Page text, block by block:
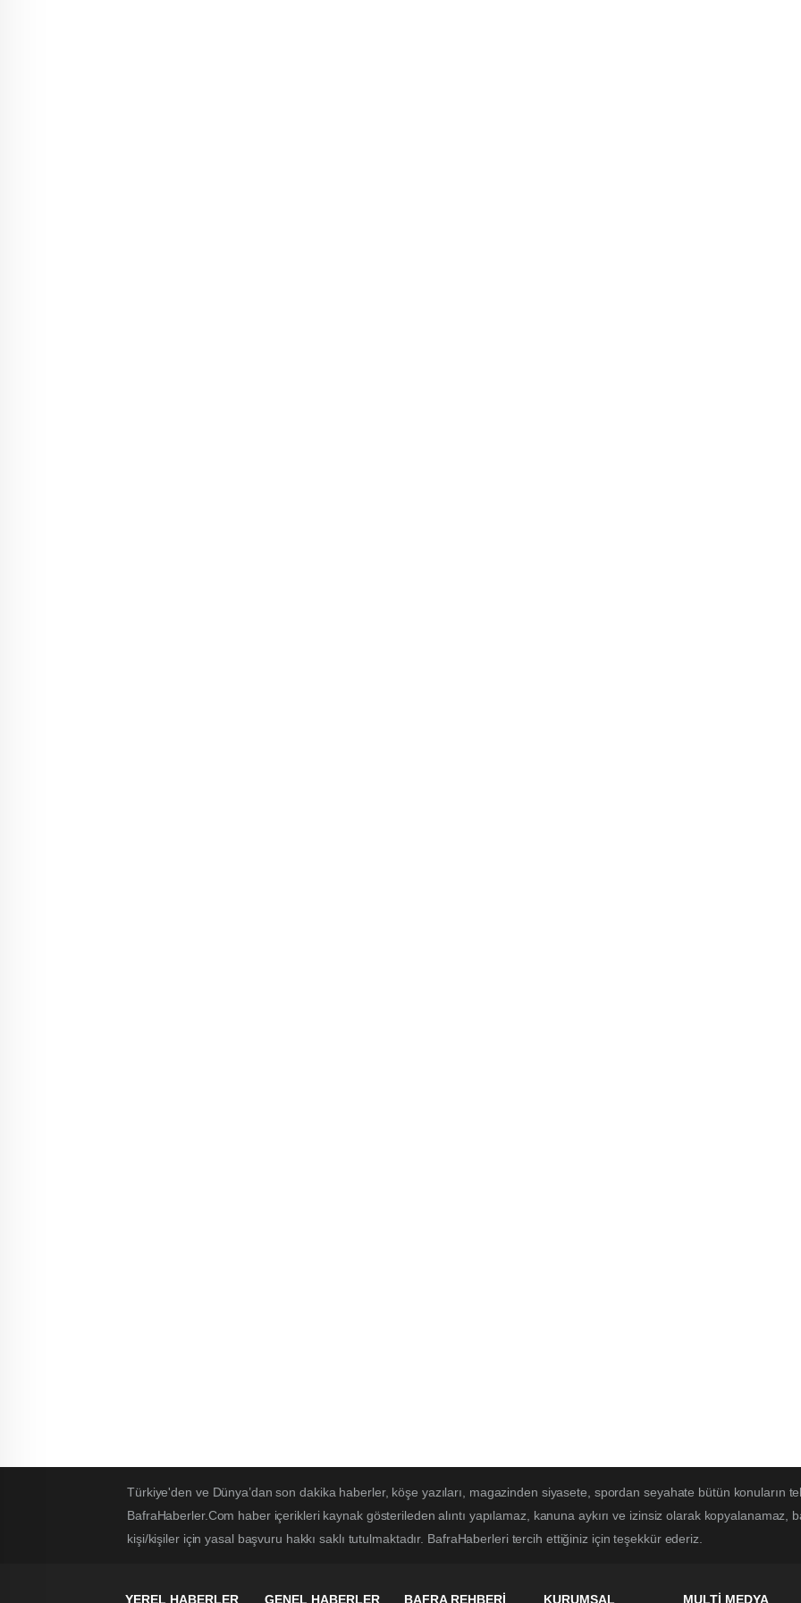
Türkiye'den ve Dünya’dan son dakika haberler, köşe yazıları, magazinden siyasete, spordan seyahate bütün konuların
BafraHaberler.Com haber içerikleri kaynak gösterileden alıntı yapılamaz, kanuna aykırı ve izinsiz olarak kopyalanamaz,
kişi/kişiler için yasal başvuru hakkı saklı tutulmaktadır. BafraHaberleri tercih ettiğiniz için teşekkür ederiz.
YEREL HABERLER GENEL HABERLER BAFRA REHBERİ KURUMSAL MULTİ MEDYA